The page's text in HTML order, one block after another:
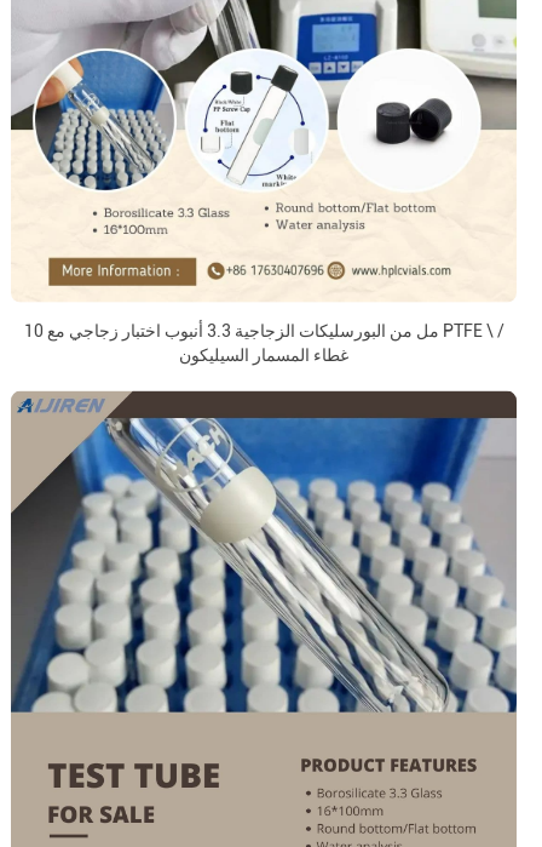
10 مل من البورسليكات الزجاجية 3.3 أنبوب اختبار زجاجي مع PTFE \ /
غطاء المسمار السيليكون